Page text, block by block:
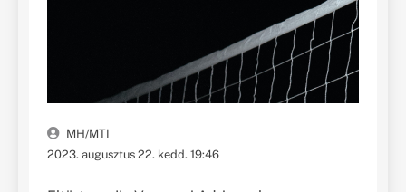
MH/MTI
2023. augusztus 22. kedd. 19:46